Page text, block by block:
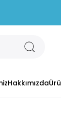
Hakkımızda